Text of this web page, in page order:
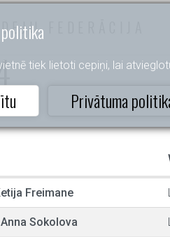
tiek lietoti cepiņi, lai
Privātuma
FEDERĀCIJA
Freimane
Anna Sokolova